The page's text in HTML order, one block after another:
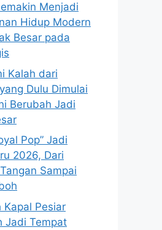
Menjadi
Hidup Modern
Besar pada
Kalah dari
Dulu Dimulai
Berubah Jadi
Pop” Jadi
2026, Dari
Sampai
Kapal Pesiar
Jadi Tempat